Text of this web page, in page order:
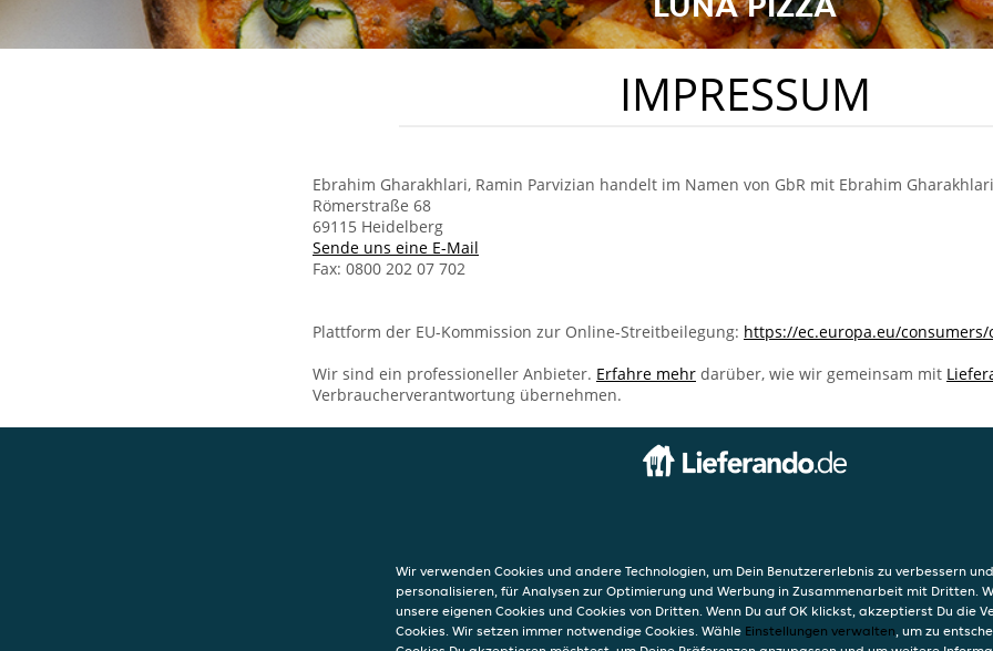
IMPRESSUM
Ebrahim Gharakhlari, Ramin Parvizian handelt im Namen von GbR mit Ebrahim
Römerstraße 68
69115 Heidelberg
Sende uns eine E-Mail
Fax: 0800 202 07 702
Plattform der EU-Kommission zur Online-Streitbeilegung: https://ec.europa.eu/
Wir sind ein professioneller Anbieter. Erfahre mehr darüber, wie wir gemeinsam mit
Verbraucherverantwortung übernehmen.
Römerstraße 68
69115 Heidelberg
Wir verwenden Cookies und andere Technologien, um Dein Benutzererlebnis zu verbessern
personalisieren, für Analysen zur Optimierung und Werbung in Zusammenarbeit mit Dritten.
unsere eigenen Cookies und Cookies von Dritten. Wenn Du auf OK klickst, akzeptierst Du die
Cookies. Wir setzen immer notwendige Cookies. Wähle Einstellungen verwalten, um zu